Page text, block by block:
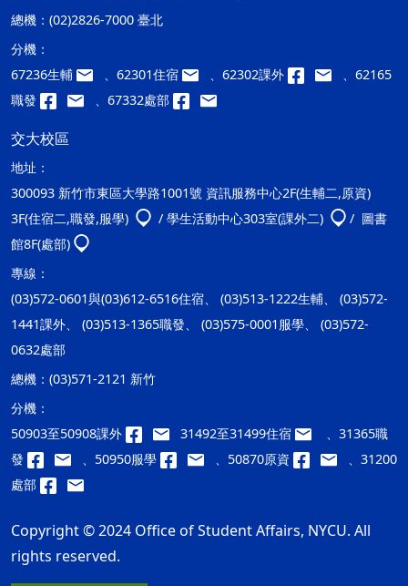
總機： (02)2826-7000 臺北
分機：
67236生輔
、62301住宿 、62302課外
、62165
職發
、67332處部
交大校區
地址：
300093 新竹市東區大學路1001號 資訊服務中心2F(生輔二,原資)
3F(住宿二,職發,服學)
/ 學生活動中心303室(課外二)
/ 圖書
館8F(處部)
專線：
(03)572-0601與(03)612-6516住宿、 (03)513-1222生輔、 (03)572-
1441課外、 (03)513-1365職發、 (03)575-0001服學、 (03)572-
0632處部
總機： (03)571-2121 新竹
分機：
50903至50908課外
31492至31499住宿
、31365職
發
、50950服學 、50870原資
、31200
處部
Copyright © 2024 Office of Student Affairs, NYCU. All
rights reserved.